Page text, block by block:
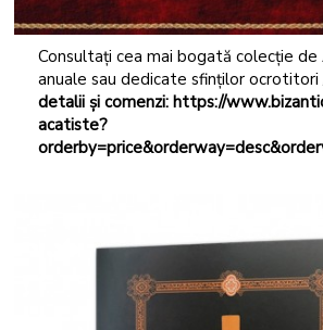
Consultați cea mai bogată colecție
anuale sau dedicate sfinților ocrotitori
detalii și comenzi: https://
acatiste?